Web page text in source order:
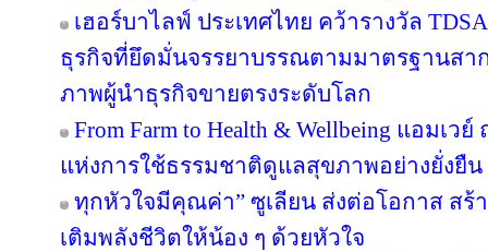
เฮอร์บาไลฟ์ ประเทศไทย คว้ารางวัล
ธุรกิจที่ยึดมั่นจรรยาบรรณตามมาตรฐานสา
ภาพผู้นำธุรกิจขายตรงระดับโลก
From Farm to Health & Wellbeing แอมเ
แห่งการใช้ธรรมชาติดูแลสุขภาพอย่างยั่งยืน
ทุกหัวใจมีคุณค่า” ซูเลียน ส่งต่อโอกาส สร้
เติมพลังชีวิตให้น้อง ๆ ด้วยหัวใจ